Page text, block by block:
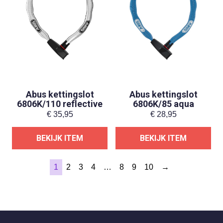
Abus kettingslot
6806K/110 reflective
€35,95
BEKIJK ITEM
Abus kettingslot
6806K/85 aqua
€28,95
BEKIJK ITEM
1 2 3 4 … 8 9 10 →